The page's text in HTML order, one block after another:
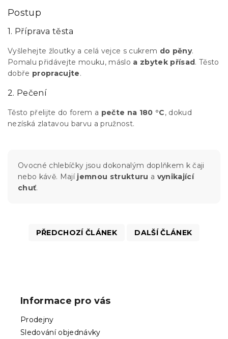
Postup
1. Příprava těsta
Vyšlehejte žloutky a celá vejce s cukrem do pěny.
Pomalu přidávejte mouku, máslo a zbytek přísad. Těsto
dobře propracujte.
2. Pečení
Těsto přelijte do forem a pečte na 180 °C, dokud
nezíská zlatavou barvu a pružnost.
Ovocné chlebíčky jsou dokonalým doplňkem k čaji
nebo kávě. Mají jemnou strukturu a vynikající
chuť.
PŘEDCHOZÍ ČLÁNEK DALŠÍ ČLÁNEK
Informace pro vás
Prodejny
Sledování objednávky